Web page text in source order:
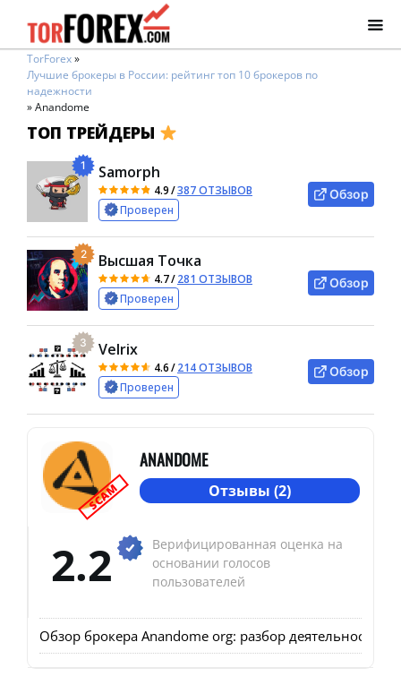
TorForex»
Лучшие брокеры в России: рейтинг топ 10 брокеров по
надежности
»Anandome
ТОП ТРЕЙДЕРЫ
1 Samorph
4.9/387 ОТЗЫВОВ
Проверен
Обзор
2 Высшая Точка
4.7/281 ОТЗЫВОВ
Проверен
Обзор
3 Velrix
4.6/214 ОТЗЫВОВ
Проверен
Обзор
SCAM
ANANDOME
Отзывы (2)
2.2
Верифицированная оценка на
основании голосов
пользователей
Обзор брокера Anandome org: разбор деятельности